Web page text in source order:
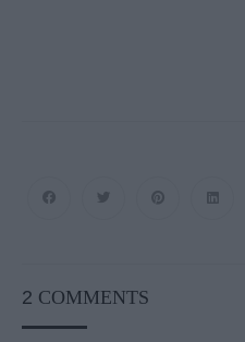
2 COMMENTS